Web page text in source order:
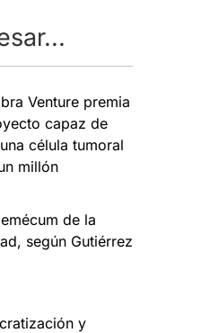
Venture premia
capaz de
célula tumoral
millón
de la
según Gutiérrez
y